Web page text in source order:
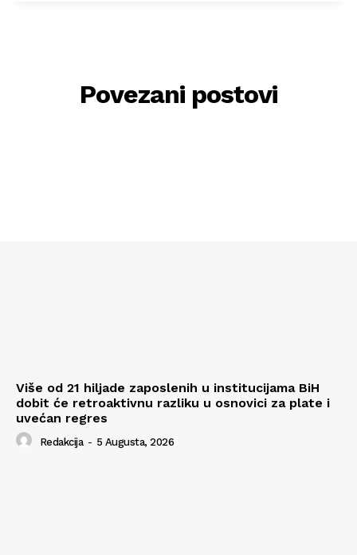
Povezani postovi
Više od 21 hiljade zaposlenih u institucijama BiH
dobit će retroaktivnu razliku u osnovici za plate i
uvećan regres
Redakcija - 5 Augusta, 2026